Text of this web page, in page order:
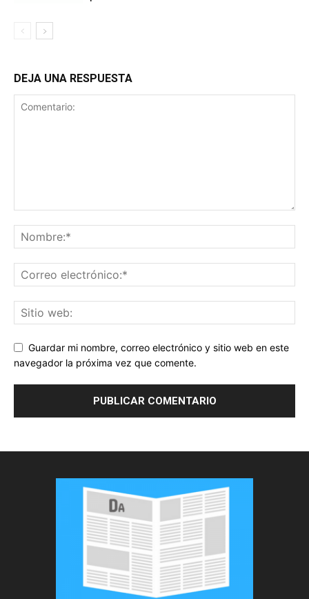
DEJA UNA RESPUESTA
Guardar mi nombre, correo electrónico y sitio web en este
navegador la próxima vez que comente.